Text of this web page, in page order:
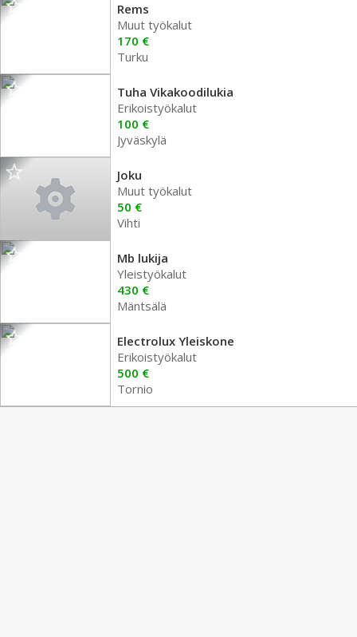
Rems
Muut työkalut
170 €
Turku
Tuha Vikakoodilukia
Erikoistyökalut
100 €
Jyväskylä
Joku
Muut työkalut
50 €
Vihti
Mb lukija
Yleistyökalut
430 €
Mäntsälä
Electrolux Yleiskone
Erikoistyökalut
500 €
Tornio